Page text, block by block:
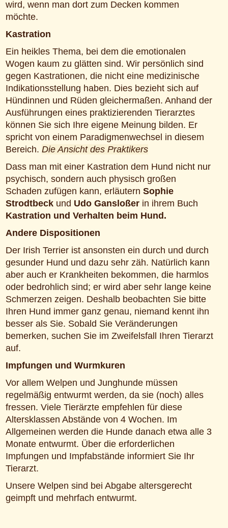
wird, wenn man dort zum Decken kommen
möchte.
Kastration
Ein heikles Thema, bei dem die emotionalen
Wogen kaum zu glätten sind. Wir persönlich sind
gegen Kastrationen, die nicht eine medizinische
Indikationsstellung haben. Dies bezieht sich auf
Hündinnen und Rüden gleichermaßen. Anhand der
Ausführungen eines praktizierenden Tierarztes
können Sie sich Ihre eigene Meinung bilden. Er
spricht von einem Paradigmenwechsel in diesem
Bereich. Die Ansicht des Praktikers
Dass man mit einer Kastration dem Hund nicht nur
psychisch, sondern auch physisch großen
Schaden zufügen kann, erläutern Sophie
Strodtbeck und Udo Gansloßer in ihrem Buch
Kastration und Verhalten beim Hund.
Andere Dispositionen
Der Irish Terrier ist ansonsten ein durch und durch
gesunder Hund und dazu sehr zäh. Natürlich kann
aber auch er Krankheiten bekommen, die harmlos
oder bedrohlich sind; er wird aber sehr lange keine
Schmerzen zeigen. Deshalb beobachten Sie bitte
Ihren Hund immer ganz genau, niemand kennt ihn
besser als Sie. Sobald Sie Veränderungen
bemerken, suchen Sie im Zweifelsfall Ihren Tierarzt
auf.
Impfungen und Wurmkuren
Vor allem Welpen und Junghunde müssen
regelmäßig entwurmt werden, da sie (noch) alles
fressen. Viele Tierärzte empfehlen für diese
Altersklassen Abstände von 4 Wochen. Im
Allgemeinen werden die Hunde danach etwa alle 3
Monate entwurmt. Über die erforderlichen
Impfungen und Impfabstände informiert Sie Ihr
Tierarzt.
Unsere Welpen sind bei Abgabe altersgerecht
geimpft und mehrfach entwurmt.